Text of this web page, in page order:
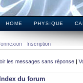
HOME PHYSIQUE
Inscription
les messages sans réponse |
Index du forum